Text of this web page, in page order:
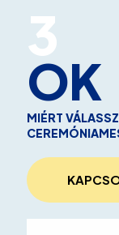
3
OK
MIÉRT